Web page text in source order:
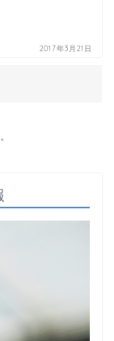
2017年3月21日